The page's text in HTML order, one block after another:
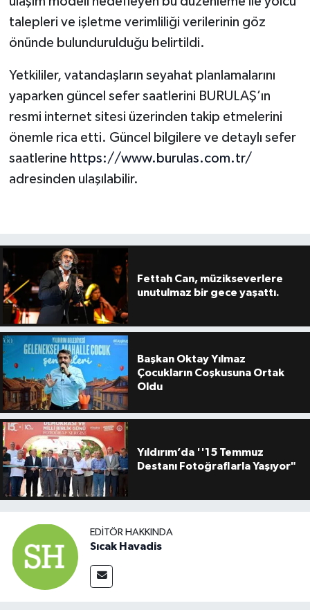
talepleri ve işletme verimliliği verilerinin göz
önünde bulundurulduğu belirtildi.
Yetkililer, vatandaşların seyahat planlamalarını
yaparken güncel sefer saatlerini BURULAŞ’ın
resmi internet sitesi üzerinden takip etmelerini
önemle rica etti. Güncel bilgilere ve detaylı sefer
saatlerine https://www.burulas.com.tr/
adresinden ulaşılabilir.
Fettah Can, müzikseverlere
unutulmaz bir gece yaşattı.
Başkan Oktay Yılmaz
Çocukların Coşkusuna Ortak
Oldu
Yıldırım’da ''15 Temmuz
Destanı Fotoğraflarla Yaşıyor"
EDITÖR HAKKINDA
Sıcak Havadis